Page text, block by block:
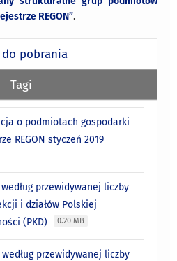
REGON”.
pobrania
Tagi
o podmiotach gospodarki
REGON styczeń 2019
przewidywanej liczby
i działów Polskiej
(PKD)
0.20 MB
przewidywanej liczby